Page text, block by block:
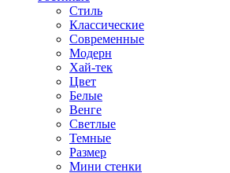
Стиль
Классические
Современные
Модерн
Хай-тек
Цвет
Белые
Венге
Светлые
Темные
Размер
Мини стенки